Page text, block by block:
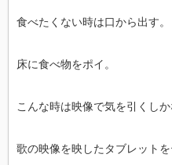
食べたくない時は口から出す。
床に食べ物をポイ。
こんな時は映像で気を引くしか
歌の映像を映したタブレットを